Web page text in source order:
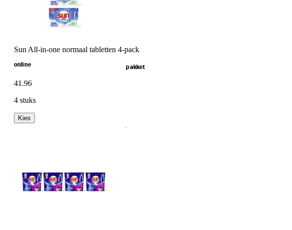
Sun All-in-one normaal tabletten 4-pack
online pakket
41 .96
4 stuks
Kies